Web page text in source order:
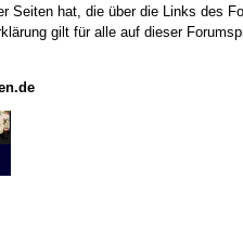
Seiten hat, die über die Links des
gilt für alle auf dieser